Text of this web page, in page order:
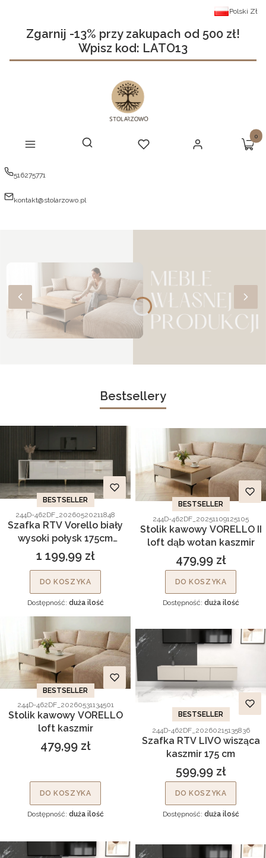
Polski Zł
Zgarnij -13% przy zakupach od 500 zł!
Wpisz kod: LATO13
Menu Otwórz wyszukiwarkę
Szukaj Ulubione Zaloguj się
516275771
kontakt@stolarzowo.pl
Bestsellery
BESTSELLER
Kod produktu
244D-462DF_20260520211848
Szafka RTV Vorello biały
wysoki połysk 175cm
Glamour złoto
Cena
1 199,99 zł
DO KOSZYKA
Dostępność: duża ilość
BESTSELLER
Kod produktu
244D-462DF_20251109125105
Stolik kawowy VORELLO II
loft dąb wotan kaszmir
Cena
479,99 zł
DO KOSZYKA
Dostępność: duża ilość
BESTSELLER
Kod produktu
244D-462DF_20260531134501
Stolik kawowy VORELLO
loft kaszmir
Cena
479,99 zł
DO KOSZYKA
Dostępność: duża ilość
BESTSELLER
Kod produktu
244D-462DF_20260215135836
Szafka RTV LIVO wisząca
kaszmir 175 cm
Cena
599,99 zł
DO KOSZYKA
Dostępność: duża ilość